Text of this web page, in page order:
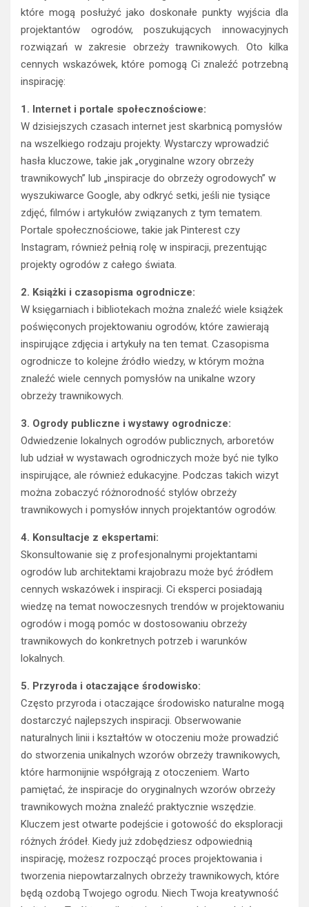
które mogą posłużyć jako doskonałe punkty wyjścia dla
projektantów ogrodów, poszukujących innowacyjnych
rozwiązań w zakresie obrzeży trawnikowych. Oto kilka
cennych wskazówek, które pomogą Ci znaleźć potrzebną
inspirację:
1. Internet i portale społecznościowe:
W dzisiejszych czasach internet jest skarbnicą pomysłów
na wszelkiego rodzaju projekty. Wystarczy wprowadzić
hasła kluczowe, takie jak „oryginalne wzory obrzeży
trawnikowych” lub „inspiracje do obrzeży ogrodowych” w
wyszukiwarce Google, aby odkryć setki, jeśli nie tysiące
zdjęć, filmów i artykułów związanych z tym tematem.
Portale społecznościowe, takie jak Pinterest czy
Instagram, również pełnią rolę w inspiracji, prezentując
projekty ogrodów z całego świata.
2. Książki i czasopisma ogrodnicze:
W księgarniach i bibliotekach można znaleźć wiele książek
poświęconych projektowaniu ogrodów, które zawierają
inspirujące zdjęcia i artykuły na ten temat. Czasopisma
ogrodnicze to kolejne źródło wiedzy, w którym można
znaleźć wiele cennych pomysłów na unikalne wzory
obrzeży trawnikowych.
3. Ogrody publiczne i wystawy ogrodnicze:
Odwiedzenie lokalnych ogrodów publicznych, arboretów
lub udział w wystawach ogrodniczych może być nie tylko
inspirujące, ale również edukacyjne. Podczas takich wizyt
można zobaczyć różnorodność stylów obrzeży
trawnikowych i pomysłów innych projektantów ogrodów.
4. Konsultacje z ekspertami:
Skonsultowanie się z profesjonalnymi projektantami
ogrodów lub architektami krajobrazu może być źródłem
cennych wskazówek i inspiracji. Ci eksperci posiadają
wiedzę na temat nowoczesnych trendów w projektowaniu
ogrodów i mogą pomóc w dostosowaniu obrzeży
trawnikowych do konkretnych potrzeb i warunków
lokalnych.
5. Przyroda i otaczające środowisko:
Często przyroda i otaczające środowisko naturalne mogą
dostarczyć najlepszych inspiracji. Obserwowanie
naturalnych linii i kształtów w otoczeniu może prowadzić
do stworzenia unikalnych wzorów obrzeży trawnikowych,
które harmonijnie współgrają z otoczeniem. Warto
pamiętać, że inspiracje do oryginalnych wzorów obrzeży
trawnikowych można znaleźć praktycznie wszędzie.
Kluczem jest otwarte podejście i gotowość do eksploracji
różnych źródeł. Kiedy już zdobędziesz odpowiednią
inspirację, możesz rozpocząć proces projektowania i
tworzenia niepowtarzalnych obrzeży trawnikowych, które
będą ozdobą Twojego ogrodu. Niech Twoja kreatywność